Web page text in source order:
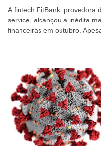
A fintech FitBank, provedora
service, alcançou a inédita
financeiras em outubro.